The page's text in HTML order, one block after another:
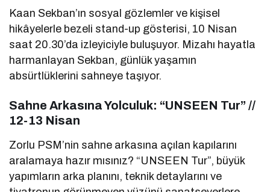
Kaan Sekban’ın sosyal gözlemler ve kişisel
hikâyelerle bezeli stand-up gösterisi, 10 Nisan
saat 20.30’da izleyiciyle buluşuyor. Mizahı hayatla
harmanlayan Sekban, günlük yaşamın
absürtlüklerini sahneye taşıyor.
Sahne Arkasına Yolculuk: “UNSEEN Tur” //
12-13 Nisan
Zorlu PSM’nin sahne arkasına açılan kapılarını
aralamaya hazır mısınız? “UNSEEN Tur”, büyük
yapımların arka planını, teknik detaylarını ve